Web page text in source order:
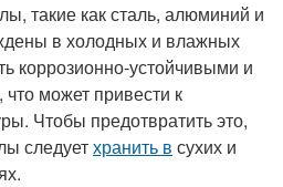
такие как сталь, алюминий и
в холодных и влажных
коррозионно-устойчивыми и
может привести к
Чтобы предотвратить это,
следуетхранить в сухих и